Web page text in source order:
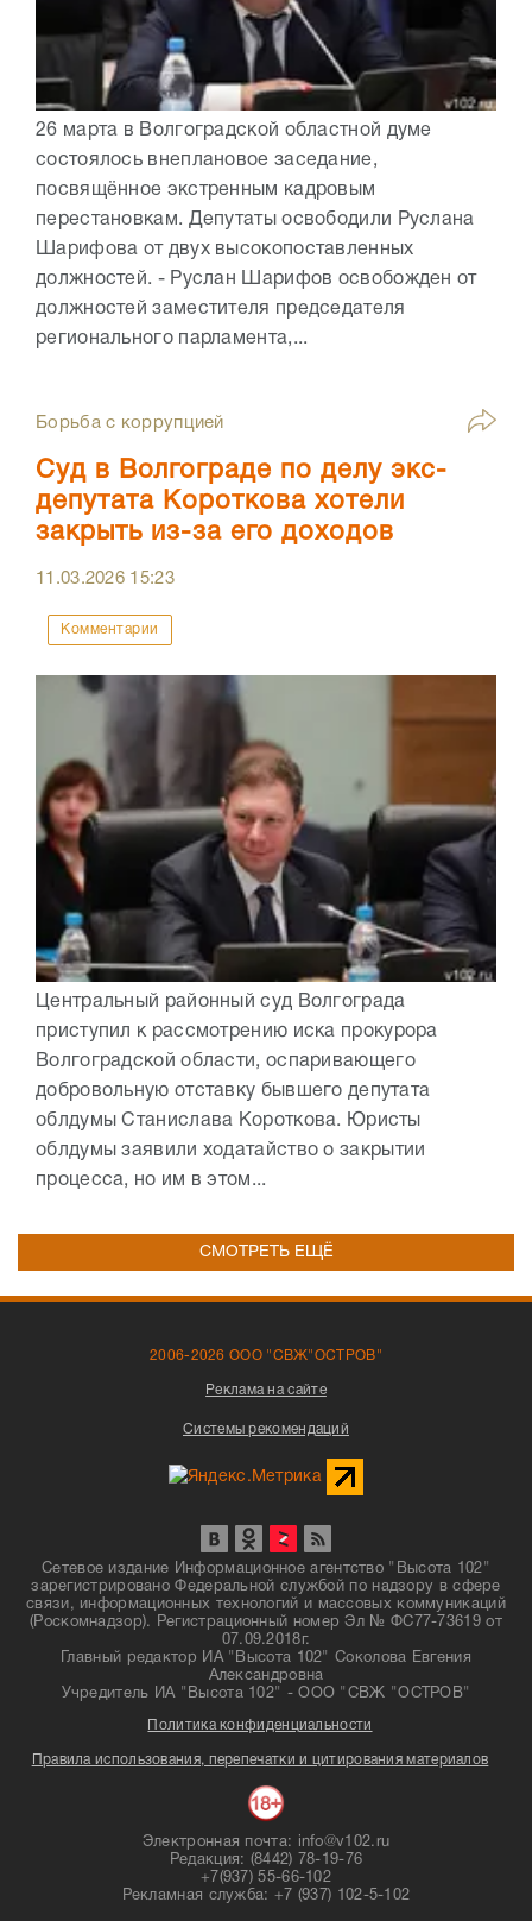
26 марта в Волгоградской областной думе
состоялось внеплановое заседание,
посвящённое экстренным кадровым
перестановкам. Депутаты освободили Руслана
Шарифова от двух высокопоставленных
должностей. - Руслан Шарифов освобожден от
должностей заместителя председателя
регионального парламента,...
Борьба с коррупцией
Суд в Волгограде по делу экс-
депутата Короткова хотели
закрыть из-за его доходов
11.03.2026 15:23
Комментарии
Центральный районный суд Волгограда
приступил к рассмотрению иска прокурора
Волгоградской области, оспаривающего
добровольную отставку бывшего депутата
облдумы Станислава Короткова. Юристы
облдумы заявили ходатайство о закрытии
процесса, но им в этом...
СМОТРЕТЬ ЕЩЁ
2006-2026 ООО "СВЖ"ОСТРОВ"
Реклама на сайте
Системы рекомендаций
Сетевое издание Информационное агентство "Высота 102"
зарегистрировано Федеральной службой по надзору в сфере
связи, информационных технологий и массовых коммуникаций
(Роскомнадзор). Регистрационный номер Эл № ФС77-73619 от
07.09.2018г.
Главный редактор ИА "Высота 102" Соколова Евгения
Александровна
Учредитель ИА "Высота 102" - ООО "СВЖ "ОСТРОВ"
Политика конфиденциальности
Правила использования, перепечатки и цитирования материалов
Электронная почта: info@v102.ru
Редакция: (8442) 78-19-76
+7(937) 55-66-102
Рекламная служба: +7 (937) 102-5-102